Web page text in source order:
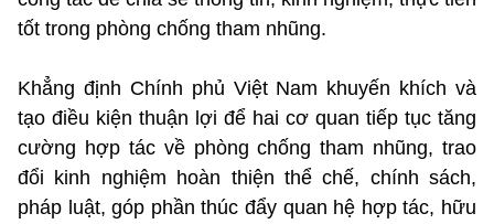
tốt trong phòng chống tham nhũng.
Khẳng định Chính phủ Việt Nam khuyến khích và
tạo điều kiện thuận lợi để hai cơ quan tiếp tục tăng
cường hợp tác về phòng chống tham nhũng, trao
đổi kinh nghiệm hoàn thiện thể chế, chính sách,
pháp luật, góp phần thúc đẩy quan hệ hợp tác, hữu